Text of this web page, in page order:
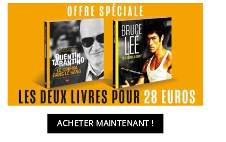
ACHETER MAINTENANT !